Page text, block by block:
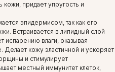
кожи, придает упругость и
эпидермисом, так как его
Встраивается в липидный слой
испарению влаги, оказывая
кожу эластичной и ускоряет
и стимулирует
местный иммунитет клеток,